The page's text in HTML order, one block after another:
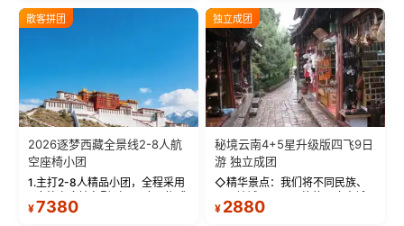
反根本不是事儿 ！ 【无人机航
拍】-雪山/圣湖/...
城堡寺院于一体的宏伟建筑，是
西藏最完整的古代...
散客拼团
2026逐梦西藏全景线2-8人航
空座椅小团
1.主打2-8人精品小团，全程采用
9座航空座椅车型（360度环抱式
座舱），提供VIP级别的舒适出行
¥7380
独立成团
秘境云南4+5星升级版四飞9日
游 独立成团
◇精华景点：我们将不同民族、
不同地域、不同风格的三座古城
—【大理古城、丽江古城、香格
¥ 2880